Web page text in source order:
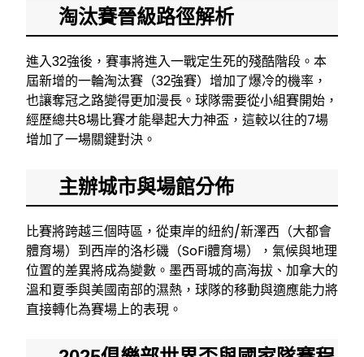
淘汰賽晉級路徑解析
進入32強後，賽事將進入一戰定生死的殘酷階段。本
屆新增的一輪淘汰賽（32強賽）增加了爆冷的機率，
也讓奪冠之路變得更加漫長。球隊需要從小組賽開始，
經歷總共8場比賽才能舉起大力神盃，這較以往的7場
增加了一場關鍵對決。
主辦城市與場館分佈
比賽將跨越三個時區，從東岸的紐約/新澤西（大都會
體育場）到西岸的洛杉磯（SoFi體育場），氣候與地理
位置的差異將成為變數。墨西哥城的高海拔、加拿大的
溫和夏季與美國南部的濕熱，球隊的移動與適應能力將
直接轉化為賽場上的表現。